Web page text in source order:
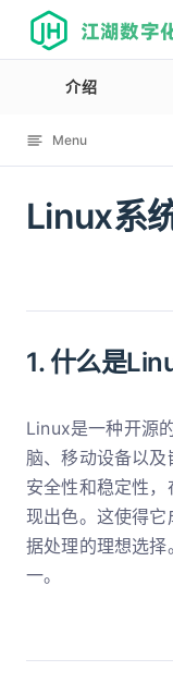
江湖数字
介绍
Menu
Linux系
12006
1. 什么是
Linux是一种开源
脑、移动设备以
安全性和稳定性
现出色。这使得
据处理的理想选
一。